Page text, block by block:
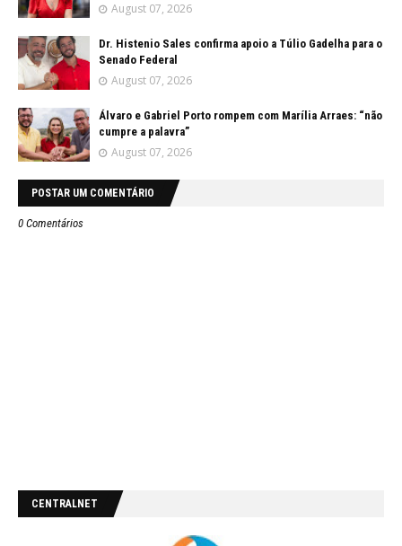
August 07, 2026
Dr. Histenio Sales confirma apoio a Túlio Gadelha para o
Senado Federal
August 07, 2026
Álvaro e Gabriel Porto rompem com Marília Arraes: “não
cumpre a palavra”
August 07, 2026
POSTAR UM COMENTÁRIO
0 Comentários
CENTRALNET